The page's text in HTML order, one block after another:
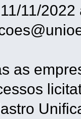
11/
as